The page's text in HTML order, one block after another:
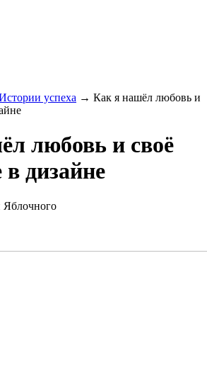
успеха → Как я нашёл любовь и
любовь и своё
дизайне
Яблочного